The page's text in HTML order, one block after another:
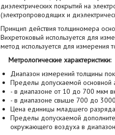
диэлектрических покрытий на
(электропроводящих и
Принцип действия толщиномера
Вихретоковый используется для
метод используется для измерения
Метрологические характеристики:
Диапазон измерений толщины
Пределы допускаемой основной
- в диапазоне от 10 до 700 мкм
- в диапазоне свыше 700 до
Цена единицы младшего
Пределы допускаемой
окружающего воздуха в